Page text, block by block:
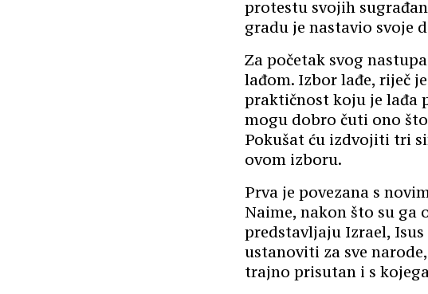
protestu svojih
gradu je nastavio svoje
Za početak svog
lađom. Izbor lađe, riječ
praktičnost koju je lađa
mogu dobro čuti ono
Pokušat ću izdvojiti tri
ovom izboru.
Prva je povezana s
Naime, nakon što su ga
predstavljaju Izrael,
ustanoviti za sve
trajno prisutan i s